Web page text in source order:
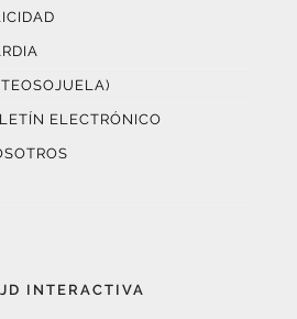
ELECTRÓNICO
INTERACTIVA